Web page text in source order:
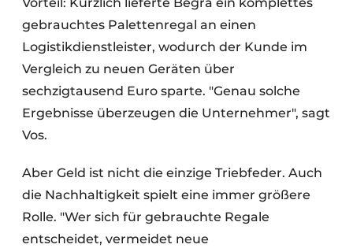
gebrauchtes Palettenregal an einen
Logistikdienstleister, wodurch der Kunde im
Vergleich zu neuen Geräten über
sechzigtausend Euro sparte. "Genau solche
Ergebnisse überzeugen die Unternehmer", sagt
Vos.
Aber Geld ist nicht die einzige Triebfeder. Auch
die Nachhaltigkeit spielt eine immer größere
Rolle. "Wer sich für gebrauchte Regale
entscheidet, vermeidet neue